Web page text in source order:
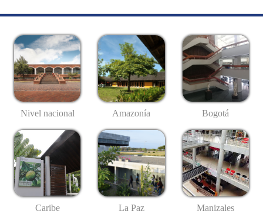
Nivel nacional Amazonía Bogotá
Caribe La Paz Manizales